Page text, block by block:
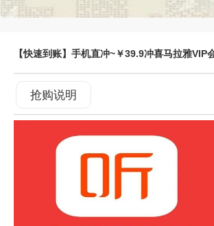
【快速到账】手机直冲~￥39.9冲喜马拉雅
抢购说明